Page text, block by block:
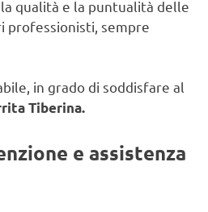
qualità e la puntualità delle
professionisti, sempre
in grado di soddisfare al
Tiberina.
e assistenza